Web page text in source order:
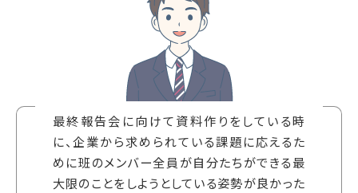
最終報告会に向けて資料作りをしている時
に、企業から求められている課題に応えるた
めに班のメンバー全員が自分たちができる最
大限のことをしようとしている姿勢が良かった